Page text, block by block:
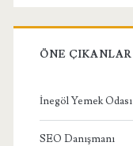
ÖNE ÇIKANLAR
İnegöl Yemek Odası
SEO Danışmanı